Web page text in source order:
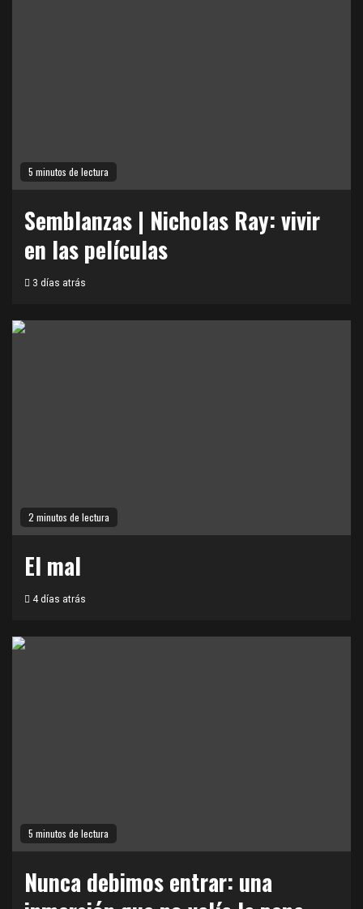
5 minutos de lectura
Semblanzas | Nicholas Ray: vivir
en las películas
3 días atrás
2 minutos de lectura
El mal
4 días atrás
5 minutos de lectura
Nunca debimos entrar: una